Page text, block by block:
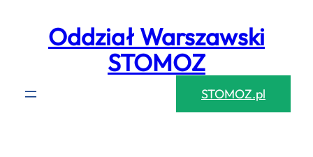
Oddział Warszawski
STOMOZ
STOMOZ.pl